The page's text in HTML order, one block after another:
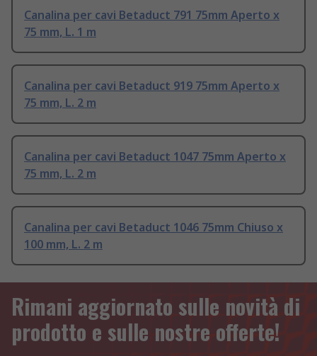
Canalina per cavi Betaduct 791 75mm Aperto x
75 mm, L. 1 m
Canalina per cavi Betaduct 919 75mm Aperto x
75 mm, L. 2 m
Canalina per cavi Betaduct 1047 75mm Aperto x
75 mm, L. 2 m
Canalina per cavi Betaduct 1046 75mm Chiuso x
100 mm, L. 2 m
Rimani aggiornato sulle novità di
prodotto e sulle nostre offerte!